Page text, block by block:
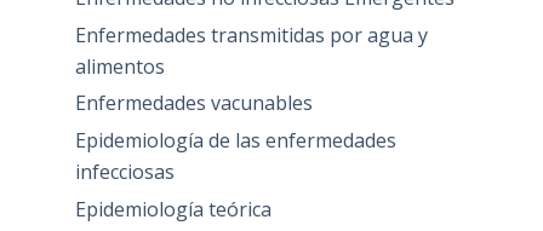
Enfermedades transmitidas por agua y
alimentos
Enfermedades vacunables
Epidemiología de las enfermedades
infecciosas
Epidemiología teórica